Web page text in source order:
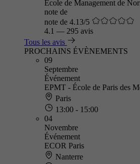
Ecole de Management de
note de
note de 4.13/5
4.1 — 295 avis
Tous les avis
PROCHAINS ÉVÈNEMENTS
09
Septembre
Événement
EPMT - École de Paris des
Paris
13:00 - 15:00
04
Novembre
Événement
ECOR Paris
Nanterre